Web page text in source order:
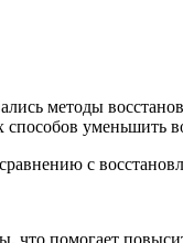
методы
уменьшить
с
что помогает